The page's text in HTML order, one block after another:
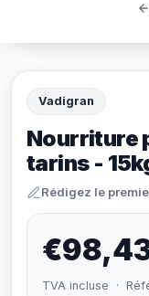
Vadigran
Nourriture
tarins -
Rédigez le
TVA incluse ·